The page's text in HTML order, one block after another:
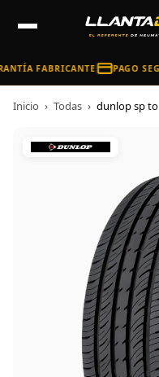
FABRICANTE PAGO
Inicio › Todas › dunlop sp